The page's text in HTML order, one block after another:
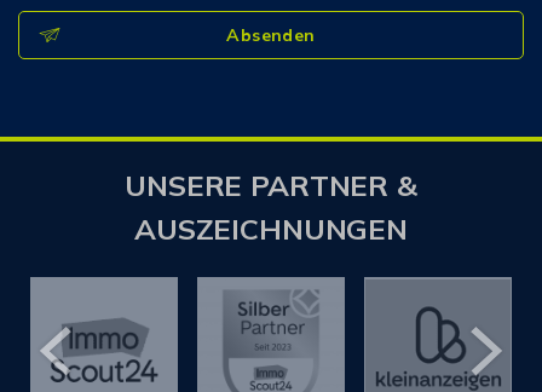
Absenden
UNSERE PARTNER &
AUSZEICHNUNGEN